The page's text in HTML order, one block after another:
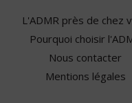
L'ADMR près de chez
Pourquoi choisir
Nous contacter
Mentions légales